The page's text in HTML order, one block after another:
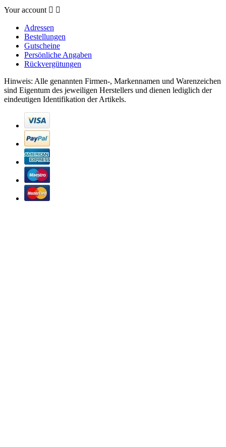
Your account  
Adressen
Bestellungen
Gutscheine
Persönliche Angaben
Rückvergütungen
Hinweis: Alle genannten Firmen-, Markennamen und Warenzeichen
sind Eigentum des jeweiligen Herstellers und dienen lediglich der
eindeutigen Identifikation der Artikels.